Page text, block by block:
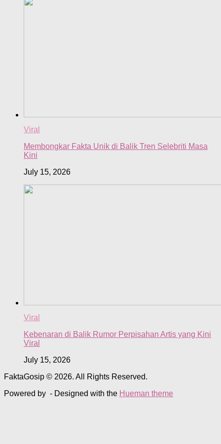
Viral
Membongkar Fakta Unik di Balik Tren Selebriti Masa
Kini
July 15, 2026
Viral
Kebenaran di Balik Rumor Perpisahan Artis yang Kini
Viral
July 15, 2026
FaktaGosip © 2026. All Rights Reserved.
Powered by - Designed with the Hueman theme